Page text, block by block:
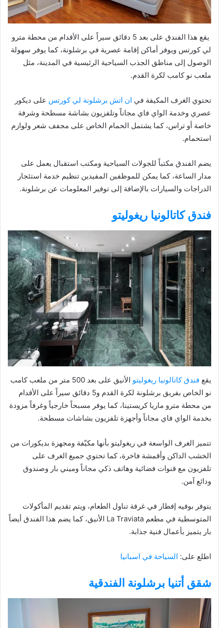
يقع هذا الفندق على بعد 5 دقائق سيراً على الأقدام من محطة مترو
لي كورتس ويوفر أماكن إقامة عصرية في برشلونة، كما يوفر سهولة
الوصول إلى مناطق الجذب السياحية الرئيسية في المدينة، مثل
ملعب نو كامب لكرة القدم.
تحتوي الغرف المكيفة في ان اتش برشلونة لي كورتس على ديكور
عصري وخدمة الواي فاي مجاناً وتلفزيون بشاشة مسطحة وشرفة
خاصة أو تراس، كما يشتمل الحمام الخاص على مجفف شعر ولوازم
استحمام.
يضم الفندق مكتباً للجولات السياحية ومكتب استقبال يعمل على
مدار الساعة، كما يمكن للموظفين المفيدين تنظيم خدمة استئجار
الدراجات والسيارات بالإضافة إلى توفير المعلومات عن برشلونة.
فندق كاتالونيا ريغوليتو
يقع فندق كاتالونيا ريغوليتو
الأنيق على بعد 500 متر من ملعب كامب
نو الخاص بفريق برشلونة لكرة القدم و5 دقائق سيراً على الأقدام
من محطة مترو ماريا كريستينا، كما يوفر مسبحاً خارجياً وغرفاً مزودة
بخدمة الواي فاي مجاناً وأجهزة تلفزيون بشاشات مسطحة.
تتميز الغرف الواسعة في ريغوليتو بأنها مكيّفة ومجهزة بديكورات من
الخشب الداكن وأقمشة فاخرة، كما تحتوي جميع الغرف على
تلفزيون مع قنوات فضائية وهاتف ذكي مجاناً وميني بار وصندوق
ودائع آمن.
يتوفر بوفيه إفطار في غرفة تناول الطعام، ويتم تقديم المأكولات
المتوسطية في مطعم La Traviata الأنيق، كما يضم هذا الفندق أيضاً
بار يتميز بأعمال فنية جذابة.
اطلع على: السياحة في اسبانيا
شقق أتنيا برشلونة الفندقية